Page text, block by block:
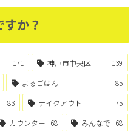
か？
171 神戸市中央区
139
よるごはん
85
83 テイクアウト
75
カウンター 68 みんなで 68